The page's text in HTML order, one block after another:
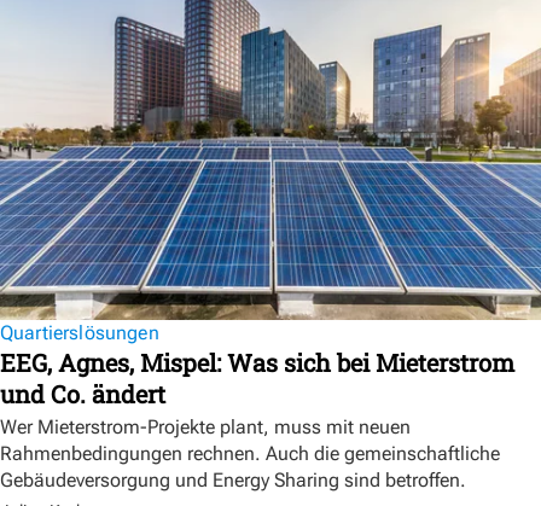
Quartierslösungen
EEG, Agnes, Mispel: Was sich bei Mieterstrom
und Co. ändert
Wer Mieterstrom-Projekte plant, muss mit neuen
Rahmenbedingungen rechnen. Auch die gemeinschaftliche
Gebäudeversorgung und Energy Sharing sind betroffen.